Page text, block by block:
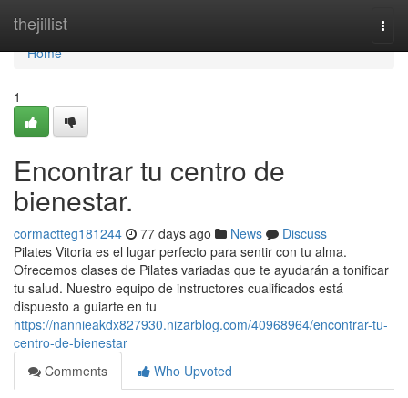
thejillist
Home
Home
1
Encontrar tu centro de
bienestar.
cormactteg181244 77 days ago News
Discuss
Pilates Vitoria es el lugar perfecto para sentir con tu alma.
Ofrecemos clases de Pilates variadas que te ayudarán a tonificar
tu salud. Nuestro equipo de instructores cualificados está
dispuesto a guiarte en tu
https://nannieakdx827930.nizarblog.com/40968964/encontrar-tu-
centro-de-bienestar
Comments
Who Upvoted